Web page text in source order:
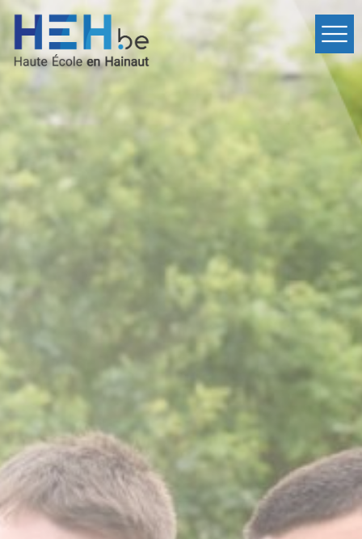
Home
Departments
Services
International
Contact